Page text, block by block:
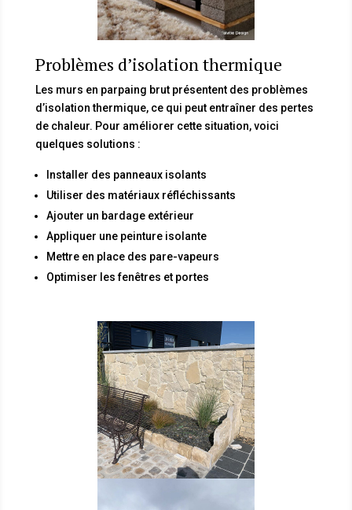
Problèmes d’isolation thermique
Les murs en parpaing brut présentent des problèmes
d’isolation thermique, ce qui peut entraîner des pertes
de chaleur. Pour améliorer cette situation, voici
quelques solutions :
Installer des panneaux isolants
Utiliser des matériaux réfléchissants
Ajouter un bardage extérieur
Appliquer une peinture isolante
Mettre en place des pare-vapeurs
Optimiser les fenêtres et portes